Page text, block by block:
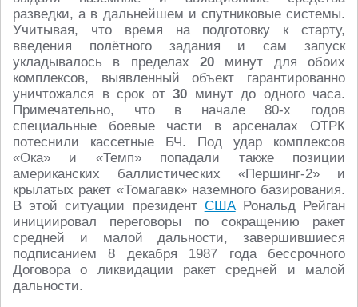
разведки, а в дальнейшем и спутниковые системы.
Учитывая, что время на подготовку к старту,
введения полётного задания и сам запуск
укладывалось в пределах 20 минут для обоих
комплексов, выявленный объект гарантированно
уничтожался в срок от 30 минут до одного часа.
Примечательно, что в начале 80-х годов
специальные боевые части в арсеналах ОТРК
потеснили кассетные БЧ. Под удар комплексов
«Ока» и «Темп» попадали также позиции
американских баллистических «Першинг-2» и
крылатых ракет «Томагавк» наземного базирования.
В этой ситуации президент СШАРональд Рейган
инициировал переговоры по сокращению ракет
средней и малой дальности, завершившиеся
подписанием 8 декабря 1987 года бессрочного
Договора о ликвидации ракет средней и малой
дальности.